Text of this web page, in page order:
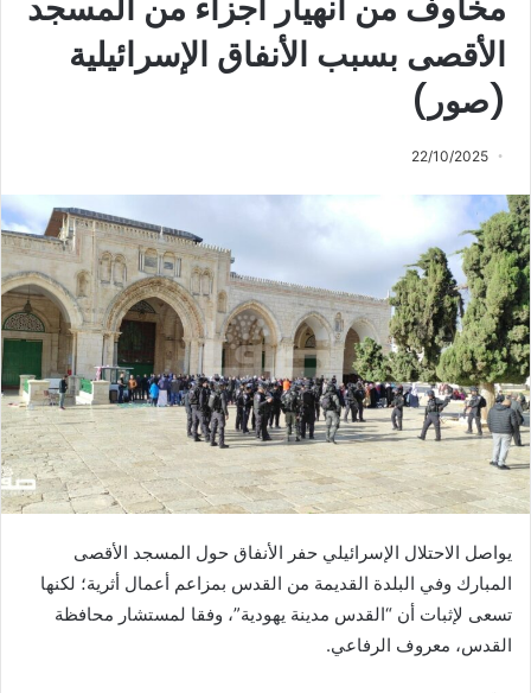
مخاوف من انهيار أجزاء من المسجد
الأقصى بسبب الأنفاق الإسرائيلية
(صور)
22/10/2025
يواصل الاحتلال الإسرائيلي حفر الأنفاق حول المسجد الأقصى
المبارك وفي البلدة القديمة من القدس بمزاعم أعمال أثرية؛ لكنها
تسعى لإثبات أن “القدس مدينة يهودية”، وفقا لمستشار محافظة
القدس، معروف الرفاعي.